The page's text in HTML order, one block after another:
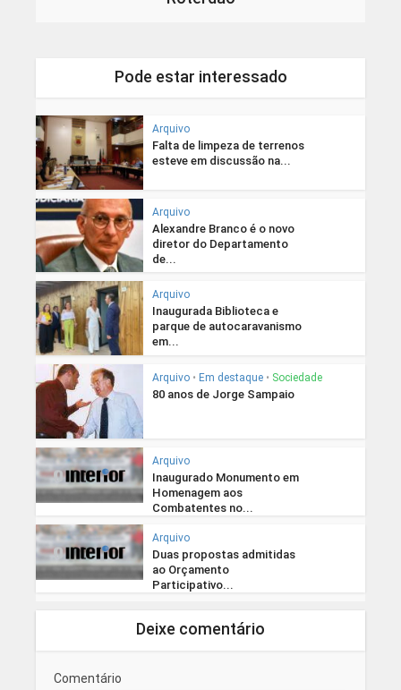
Pode estar interessado
Arquivo
Falta de limpeza de terrenos
esteve em discussão na...
Arquivo
Alexandre Branco é o novo
diretor do Departamento
de...
Arquivo
Inaugurada Biblioteca e
parque de autocaravanismo
em...
Arquivo • Em destaque • Sociedade
80 anos de Jorge Sampaio
Arquivo
Inaugurado Monumento em
Homenagem aos
Combatentes no...
Arquivo
Duas propostas admitidas
ao Orçamento
Participativo...
Deixe comentário
Comentário